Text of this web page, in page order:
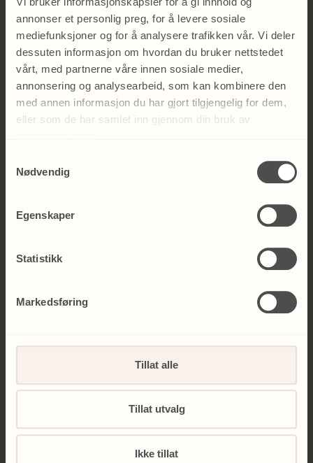
annonser et personlig preg, for å levere sosiale
mediefunksjoner og for å analysere trafikken vår. Vi deler
dessuten informasjon om hvordan du bruker nettstedet
vårt, med partnerne våre innen sosiale medier,
annonsering og analysearbeid, som kan kombinere den
med annen informasjon du har gjort tilgjengelig for dem,
eller som de har samlet inn gjennom din bruk av
Nødvendig
Egenskaper
Statistikk
Markedsføring
Tillat alle
Tillat utvalg
Ikke tillat
Bekkestua: 93 00 99 25
Øvre Slottsgate 27, 0157 Oslo
post@egerskinclinic.no
Chat med oss
Åpningstider:
Navn
E-postadresse *
Hvilken klinikk ønsker du å kontakte?